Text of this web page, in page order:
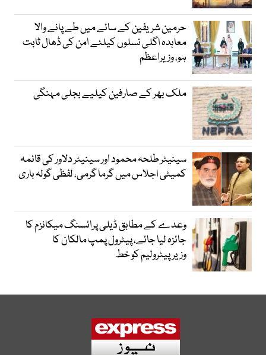
حرمین شریفین کے سائے میں طے پانے والا
معاہدہ اگلی نسلوں کیلئے امن کی ڈھال ثابت
ہو، وزیراعظم
ملک بھر کے صارفین کیلیے بجلی مہنگی
سینیٹر طلحہ محمود اور سینیٹر دلاور کی قائمہ
کمیٹی اجلاس میں گرما گرمی، لفظی گولہ باری
وعدے کے مطابق ڈیلی پرائسنگ میکانزم کا
جائزہ لیا جائے، پیٹرول پمپ مالکان کا
وزیرپیٹرولیم کو خط